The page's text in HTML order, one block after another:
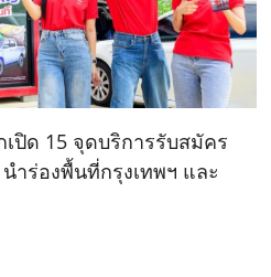
เปิด 15 จุดบริการรับสมัคร
ำร่องพื้นที่กรุงเทพฯ และ